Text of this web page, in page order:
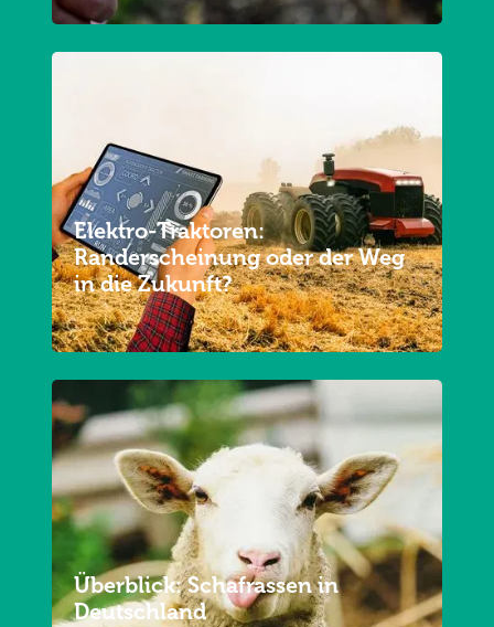
Elektro-Traktoren:
Randerscheinung oder der Weg
in die Zukunft?
Überblick: Schafrassen in
Deutschland